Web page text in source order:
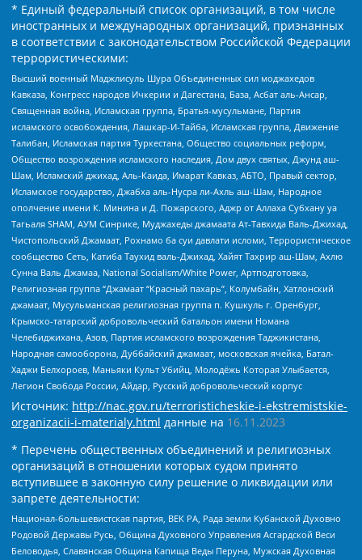
* Единый федеральный список организаций, в том числе
иностранных и международных организаций, признанных
в соответствии с законодательством Российской Федерации
террористическими:
Высший военный Маджлисуль Шура Объединенных сил моджахедов
Кавказа, Конгресс народов Ичкерии и Дагестана, База, Асбат аль-Ансар,
Священная война, Исламская группа, Братья-мусульмане, Партия
исламского освобождения, Лашкар-И-Тайба, Исламская группа, Движение
Талибан, Исламская партия Туркестана, Общество социальных реформ,
Общество возрождения исламского наследия, Дом двух святых, Джунд аш-
Шам, Исламский джихад, Аль-Каида, Имарат Кавказ, АБТО, Правый сектор,
Исламское государство, Джабха аль-Нусра ли-Ахль аш-Шам, Народное
ополчение имени К. Минина и Д. Пожарского, Аджр от Аллаха Субхану уа
Тагьаля SHAM, АУМ Синрике, Муджахеды джамаата Ат-Тавхида Валь-Джихад,
Чистопольский Джамаат, Рохнамо ба суи давлати исломи, Террористическое
сообщество Сеть, Катиба Таухид валь-Джихад, Хайят Тахрир аш-Шам, Ахлю
Сунна Валь Джамаа, National Socialism/White Power, Артподготовка,
Религиозная группа “Джамаат “Красный пахарь”, Колумбайн, Хатлонский
джамаат, Мусульманская религиозная группа п. Кушкуль г. Оренбург,
Крымско-татарский добровольческий батальон имени Номана
Челебиджихана, Азов, Партия исламского возрождения Таджикистана,
Народная самооборона, Дуббайский джамаат, московская ячейка, Батал-
Хаджи Белхороев, Маньяки Культ Убийц, Молодёжь Которая Улыбается,
Легион Свобода России, Айдар, Русский добровольческий корпус
Источник: http://nac.gov.ru/terroristicheskie-i-ekstremistskie-
organizacii-i-materialy.html данные на 16.11.2023
* Перечень общественных объединений и религиозных
организаций в отношении которых судом принято
вступившее в законную силу решение о ликвидации или
запрете деятельности:
Национал-большевистская партия, ВЕК РА, Рада земли Кубанской Духовно
Родовой Державы Русь, Община Духовного Управления Асгардской Веси
Беловодья, Славянская Община Капища Веды Перуна, Мужская Духовная